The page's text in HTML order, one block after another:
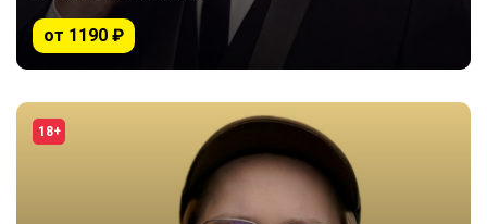
от 1190 ₽
18+